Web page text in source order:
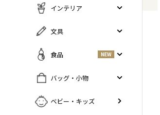
グラス・タンブラー
NEW
トレイ・コースター・鍋しき
お弁当グッズ
ポット・鉄瓶
鍋・フライパン
NEW
調理器具
保存容器
その他キッチンツール
すべての商品をみる
美容ケア
NEW
インテリア
すべての商品をみる
香・ろうそく
文具
すべての商品をみる
PCアクセサリー
食品 NEW
すべての商品を見る
コーヒー NEW
バッグ・小物
すべての商品をみる
ベビー・キッズ